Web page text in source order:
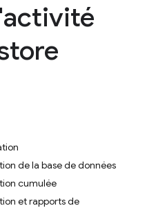
de la base de données
cumulée
et rapports de